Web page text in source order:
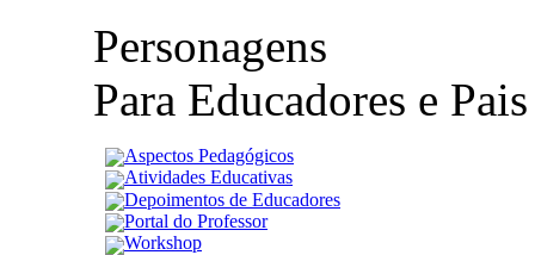
Personagens
Para Educadores e Pais
Aspectos Pedagógicos
Atividades Educativas
Depoimentos de Educadores
Portal do Professor
Workshop